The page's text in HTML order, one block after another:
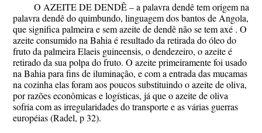
O AZEITE DE DENDÊ – a palavra dendê tem origem na
palavra dendê do quimbundo, linguagem dos bantos de Angola,
que significa palmeira e sem azeite de dendê não se tem axé . O
azeite consumido na Bahia é resultado da retirada do óleo do
fruto da palmeira Elaeis guineensis, o dendezeiro, o azeite é
retirado da sua polpa do fruto. O azeite primeiramente foi usado
na Bahia para fins de iluminação, e com a entrada das mucamas
na cozinha elas foram aos poucos substituindo o azeite de oliva,
por razões econômicas e logísticas, já que o azeite de oliva
sofria com as irregularidades do transporte e as várias guerras
européias (Radel, p 32).